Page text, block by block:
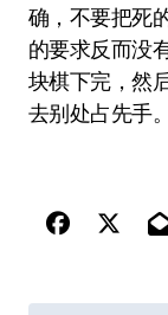
确，不要把死
的要求反而没
块棋下完，然
去别处占先手。